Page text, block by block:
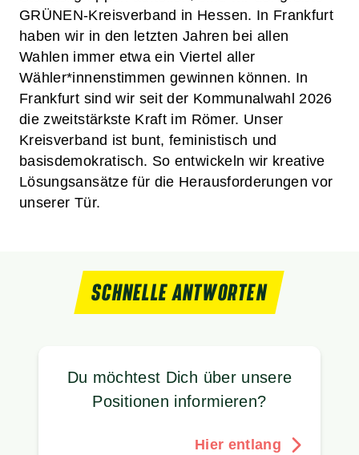
GRÜNEN-Kreisverband in Hessen. In Frankfurt
haben wir in den letzten Jahren bei allen
Wahlen immer etwa ein Viertel aller
Wähler*innenstimmen gewinnen können. In
Frankfurt sind wir seit der Kommunalwahl 2026
die zweitstärkste Kraft im Römer. Unser
Kreisverband ist bunt, feministisch und
basisdemokratisch. So entwickeln wir kreative
Lösungsansätze für die Herausforderungen vor
unserer Tür.
SCHNELLE ANTWORTEN
Du möchtest Dich über unsere
Positionen informieren?
Hier entlang